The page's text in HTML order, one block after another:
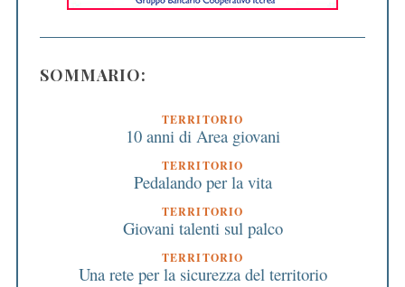
SOMMARIO:
TERRITORIO
10 anni di Area giovani
TERRITORIO
Pedalando per la vita
TERRITORIO
Giovani talenti sul palco
TERRITORIO
Una rete per la sicurezza del territorio